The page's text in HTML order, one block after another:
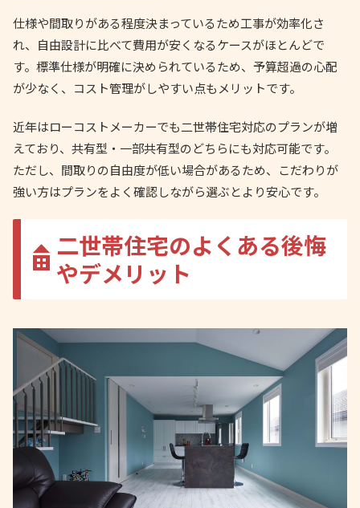
仕様や間取りがある程度決まっているため工事が効率化さ
れ、自由設計に比べて費用が安くなるケースがほとんどで
す。標準仕様が明確に決められているため、予算超過の心配
が少なく、コスト管理がしやすい点もメリットです。
近年はローコストメーカーでも二世帯住宅対応のプランが増
えており、共有型・一部共有型のどちらにも対応可能です。
ただし、間取りの自由度が低い場合があるため、こだわりが
強い方はプランをよく確認しながら選ぶとより安心です。
二世帯住宅のよくある後悔
やデメリット